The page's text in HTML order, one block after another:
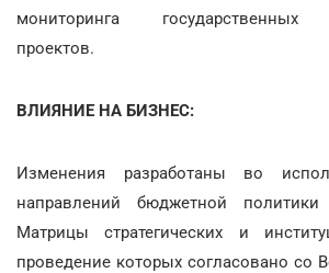
мониторинга государственных
проектов.
ВЛИЯНИЕ НА БИЗНЕС:
Изменения разработаны во
направлений бюджетной
Матрицы стратегических и
проведение которых согласовано со